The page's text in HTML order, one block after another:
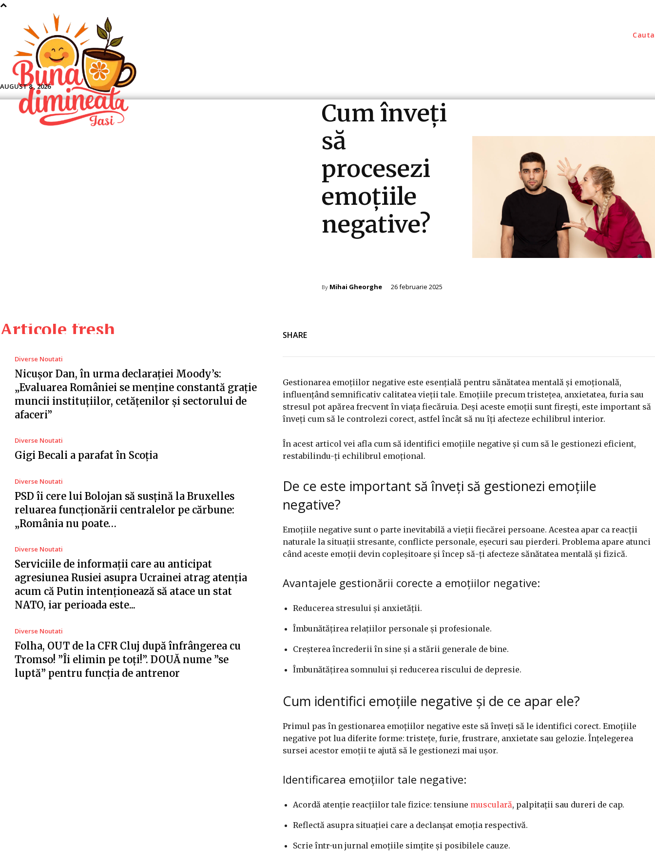
AUGUST 8 , 2026
Cauta
Cum înveți
să
procesezi
emoțiile
negative?
By Mihai Gheorghe 26 februarie 2025
Articole fresh
Diverse Noutati
Nicușor Dan, în urma declarației Moody’s:
„Evaluarea României se menține constantă grație
muncii instituțiilor, cetățenilor și sectorului de
afaceri”
Diverse Noutati
Gigi Becali a parafat în Scoția
Diverse Noutati
PSD îi cere lui Bolojan să susțină la Bruxelles
reluarea funcționării centralelor pe cărbune:
„România nu poate…
Diverse Noutati
Serviciile de informații care au anticipat
agresiunea Rusiei asupra Ucrainei atrag atenția
acum că Putin intenționează să atace un stat
NATO, iar perioada este...
Diverse Noutati
Folha, OUT de la CFR Cluj după înfrângerea cu
Tromso! ”Îi elimin pe toți!”. DOUĂ nume ”se
luptă” pentru funcția de antrenor
SHARE
Gestionarea emoțiilor negative este esențială pentru sănătatea mentală și emoțională,
influențând semnificativ calitatea vieții tale. Emoțiile precum tristețea, anxietatea, furia sau
stresul pot apărea frecvent în viața fiecăruia. Deși aceste emoții sunt firești, este important să
înveți cum să le controlezi corect, astfel încât să nu îți afecteze echilibrul interior.
În acest articol vei afla cum să identifici emoțiile negative și cum să le gestionezi eficient,
restabilindu-ți echilibrul emoțional.
De ce este important să înveți să gestionezi emoțiile
negative?
Emoțiile negative sunt o parte inevitabilă a vieții fiecărei persoane. Acestea apar ca reacții
naturale la situații stresante, conflicte personale, eșecuri sau pierderi. Problema apare atunci
când aceste emoții devin copleșitoare și încep să-ți afecteze sănătatea mentală și fizică.
Avantajele gestionării corecte a emoțiilor negative:
Reducerea stresului și anxietății.
Îmbunătățirea relațiilor personale și profesionale.
Creșterea încrederii în sine și a stării generale de bine.
Îmbunătățirea somnului și reducerea riscului de depresie.
Cum identifici emoțiile negative și de ce apar ele?
Primul pas în gestionarea emoțiilor negative este să înveți să le identifici corect. Emoțiile
negative pot lua diferite forme: tristețe, furie, frustrare, anxietate sau gelozie. Înțelegerea
sursei acestor emoții te ajută să le gestionezi mai ușor.
Identificarea emoțiilor tale negative:
Acordă atenție reacțiilor tale fizice: tensiune musculară, palpitații sau dureri de cap.
Reflectă asupra situației care a declanșat emoția respectivă.
Scrie într-un jurnal emoțiile simțite și posibilele cauze.